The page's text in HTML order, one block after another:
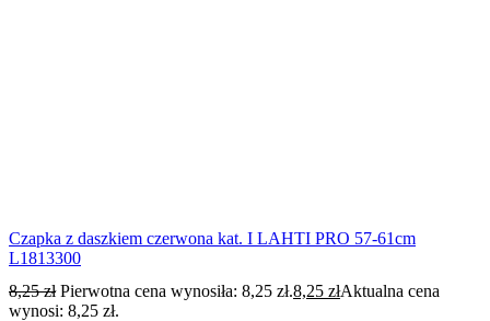
Czapka z daszkiem czerwona kat. I LAHTI PRO 57-61cm
L1813300
8,25zł Pierwotna cena wynosiła: 8,25 zł.8,25 złAktualna cena
wynosi: 8,25 zł.